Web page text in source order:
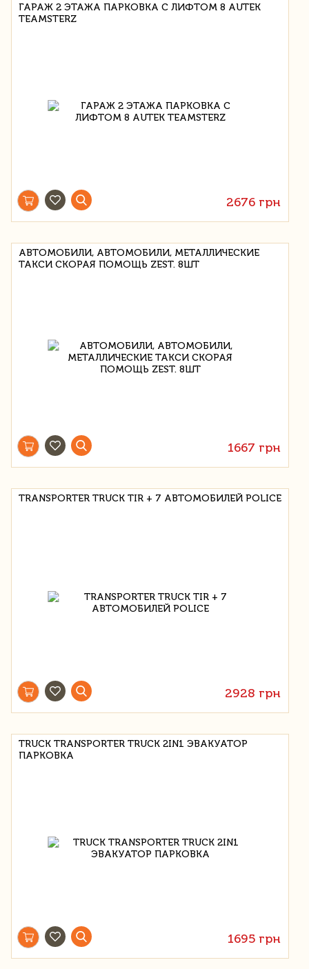
ГАРАЖ 2 ЭТАЖА ПАРКОВКА С ЛИФТОМ 8 AUTEK
TEAMSTERZ
2676 грн
АВТОМОБИЛИ, АВТОМОБИЛИ, МЕТАЛЛИЧЕСКИЕ
ТАКСИ СКОРАЯ ПОМОЩЬ ZEST. 8ШТ
1667 грн
TRANSPORTER TRUCK TIR + 7 АВТОМОБИЛЕЙ POLICE
2928 грн
TRUCK TRANSPORTER TRUCK 2IN1 ЭВАКУАТОР
ПАРКОВКА
1695 грн